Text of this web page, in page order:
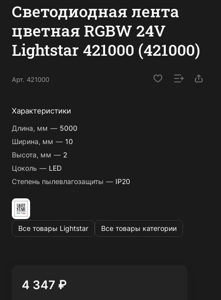
Светодиодная лента
цветная RGBW 24V
Lightstar 421000 (421000)
Арт. 421000
Характеристики
Длина, мм — 5000
Ширина, мм — 10
Высота, мм — 2
Цоколь — LED
Степень пылевлагозащиты — IP20
Все товары Lightstar Все товары категории
4 347 ₽